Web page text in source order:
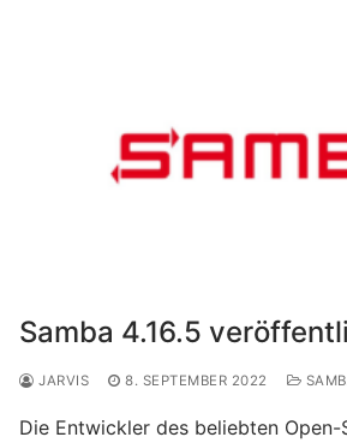
Samba 4.16.5
JARVIS 8. SEPTEMBER 2022
Die Entwickler des beliebten